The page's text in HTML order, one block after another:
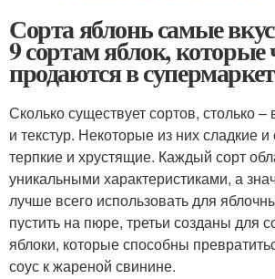
Сорта яблонь самые
9 сортам яблок, которые
продаются в
Сколько существует сортов, столько –
и текстур. Некоторые из них сладкие
терпкие и хрустящие. Каждый сорт
уникальными характеристиками, а
лучше всего использовать для
пустить на пюре, третьи созданы для
яблоки, которые способны
соус к жареной свинине.